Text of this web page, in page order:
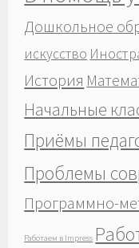
Дошкольное
искусство
История
Начальные
Приёмы
Проблемы
Программно-
Работаем в Impress